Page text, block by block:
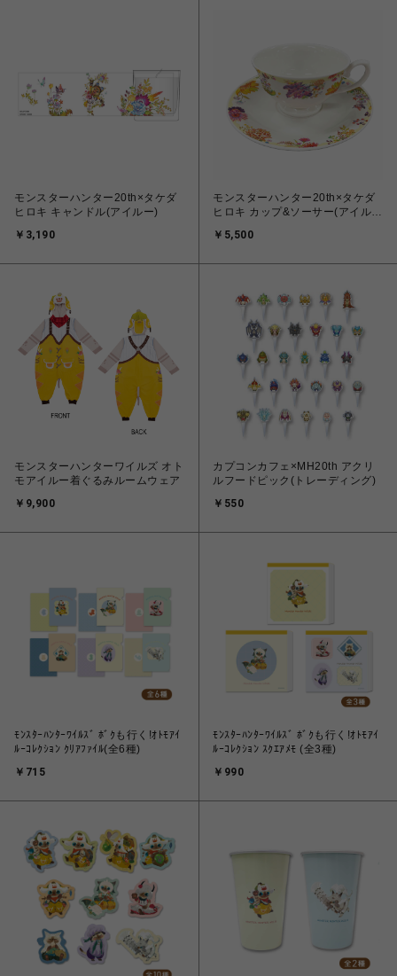
モンスターハンター20th×タケダ
ヒロキ キャンドル(アイルー)
￥3,190
モンスターハンター20th×タケダ
ヒロキ カップ&ソーサー(アイルー
￥5,500
モンスターハンターワイルズ オト
モアイルー着ぐるみルームウェア
￥9,900
カプコンカフェ×MH20th アクリ
ルフードピック(トレーディング)
￥550
ﾓﾝｽﾀｰﾊﾝﾀｰﾜｲﾙｽﾞ ﾎﾞｸも行く!ｵﾄﾓｱｲ
ﾙｰｺﾚｸｼｮﾝ ｸﾘｱﾌｧｲﾙ(全6種)
￥715
ﾓﾝｽﾀｰﾊﾝﾀｰﾜｲﾙｽﾞ ﾎﾞｸも行く!ｵﾄﾓｱｲ
ﾙｰｺﾚｸｼｮﾝ ｽｸｴｱﾒﾓ (全3種)
￥990